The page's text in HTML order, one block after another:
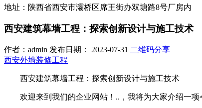
地址：陕西省西安市灞桥区席王街办双塘路8号厂房内
西安建筑幕墙工程：探索创新设计与施工技术
作者：admin 发布日期： 2023-07-31 二维码分享
西安外墙装修工程
西安建筑幕墙工程：探索创新设计与施工技术
欢迎来到我们的企业网站！..，我将为大家介绍一